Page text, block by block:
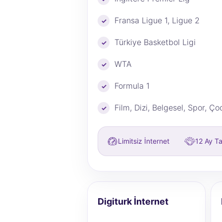
Fransa Ligue 1, Ligue 2
Türkiye Basketbol Ligi
WTA
Formula 1
Film, Dizi, Belgesel, Spor,
Limitsiz İnternet 12 Ay
Digiturk İnternet